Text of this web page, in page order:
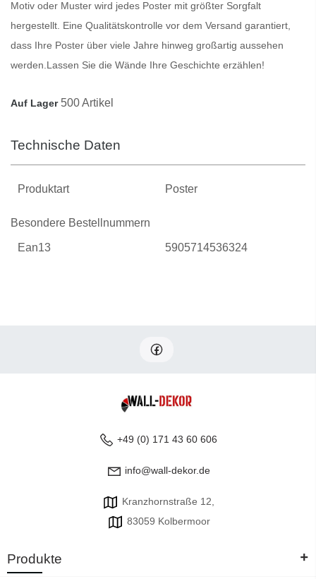
Motiv oder Muster wird jedes Poster mit größter Sorgfalt
hergestellt. Eine Qualitätskontrolle vor dem Versand garantiert,
dass Ihre Poster über viele Jahre hinweg großartig aussehen
werden. Lassen Sie die Wände Ihre Geschichte erzählen!
Auf Lager 500 Artikel
Technische Daten
Produktart Poster
Besondere Bestellnummern
Ean13 5905714536324
+49 (0) 171 43 60 606
info@wall-dekor.de
Kranzhornstraße 12,
83059 Kolbermoor
Produkte +